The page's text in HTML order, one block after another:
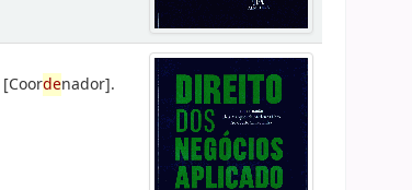
[Coordenador].